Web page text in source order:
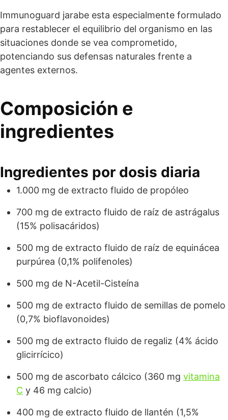
Immunoguard jarabe esta especialmente formulado
para restablecer el equilibrio del organismo en las
situaciones donde se vea comprometido,
potenciando sus defensas naturales frente a
agentes externos.
Composición e
ingredientes
Ingredientes por dosis diaria
1.000 mg de extracto fluido de propóleo
700 mg de extracto fluido de raíz de astrágalus
(15% polisacáridos)
500 mg de extracto fluido de raíz de equinácea
purpúrea (0,1% polifenoles)
500 mg de N-Acetil-Cisteína
500 mg de extracto fluido de semillas de pomelo
(0,7% bioflavonoides)
500 mg de extracto fluido de regaliz (4% ácido
glicirrícico)
500 mg de ascorbato cálcico (360 mg vitamina
C y 46 mg calcio)
400 mg de extracto fluido de llantén (1,5%